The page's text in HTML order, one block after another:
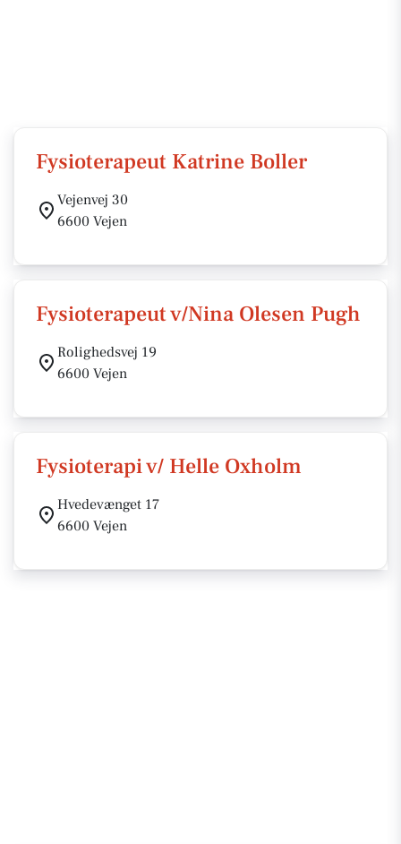
Fysioterapeut Katrine Boller
Vejenvej 30
6600 Vejen
Fysioterapeut v/Nina Olesen Pugh
Rolighedsvej 19
6600 Vejen
Fysioterapi v/ Helle Oxholm
Hvedevænget 17
6600 Vejen